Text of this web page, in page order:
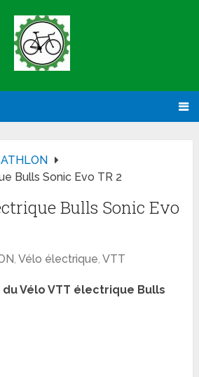
Bulls Sonic Evo TR 2
Bulls Sonic Evo
,Vélo électrique,VTT
Vélo VTT électrique Bulls